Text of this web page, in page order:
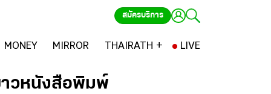
สมัครบริการ
MONEY MIRROR THAIRATH + LIVE
วหนังสือพิมพ์